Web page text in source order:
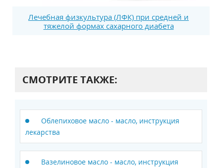
Лечебная физкультура (ЛФК) при средней и
тяжелой формах сахарного диабета
СМОТРИТЕ ТАКЖЕ:
Облепиховое масло - масло, инструкция
лекарства
Вазелиновое масло - масло, инструкция